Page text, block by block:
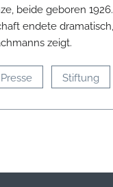
beide geboren
endete
zeigt.
Presse Stiftung